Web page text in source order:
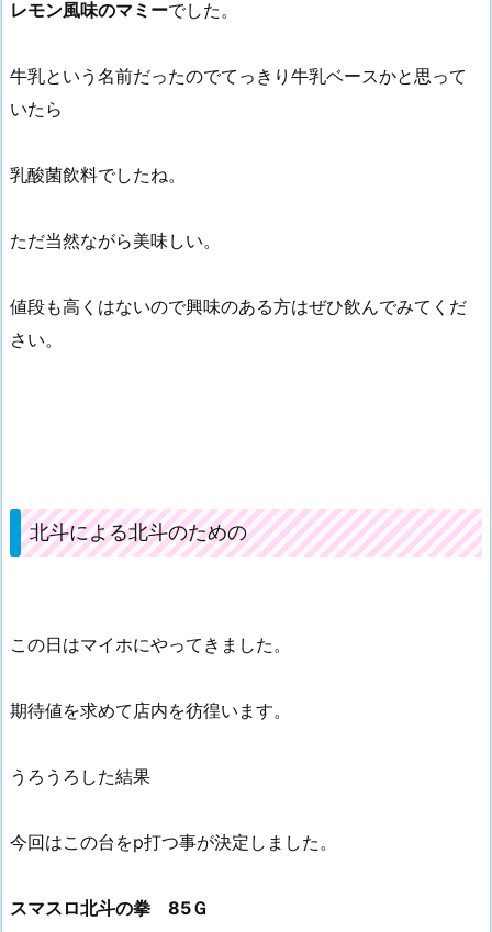
レモン風味のマミーでした。
牛乳という名前だったのでてっきり牛乳ベースかと思って
いたら
乳酸菌飲料でしたね。
ただ当然ながら美味しい。
値段も高くはないので興味のある方はぜひ飲んでみてくだ
さい。
北斗による北斗のための
この日はマイホにやってきました。
期待値を求めて店内を彷徨います。
うろうろした結果
今回はこの台をp打つ事が決定しました。
スマスロ北斗の拳 85Ｇ